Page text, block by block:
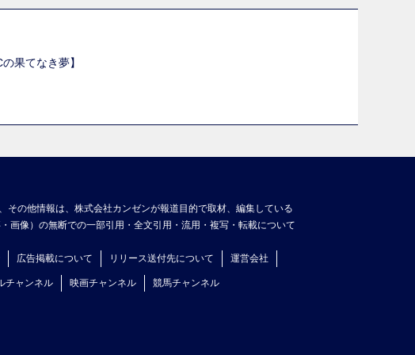
果てなき夢】
その他情報は、株式会社カンゼンが報道目的で取材、編集している
画像）の無断での一部引用・全文引用・流用・複写・転載について
広告掲載について リリース送付先について 運営会社
チャンネル 映画チャンネル 競馬チャンネル